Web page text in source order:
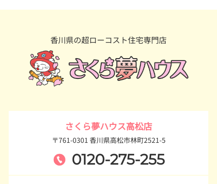
香川県の超ローコスト住宅専門店
さくら夢ハウス高松店
〒761-0301 香川県高松市林町2521-5
0120-275-255